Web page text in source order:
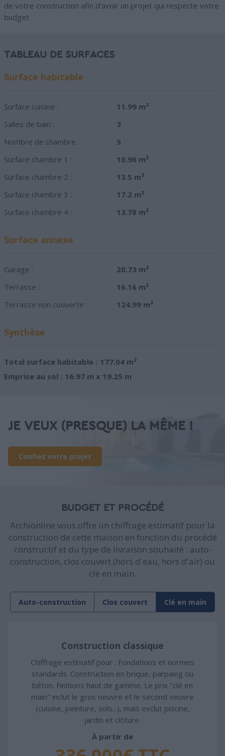
de votre construction afin d'avoir un projet qui respecte votre
budget
TABLEAU DE SURFACES
Surface habitable
Surface cuisine :
11.99 m²
Salles de bain :
3
Nombre de chambre :
5
Surface chambre 1 :
10.96 m²
Surface chambre 2 :
13.5 m²
Surface chambre 3 :
17.2 m²
Surface chambre 4 :
13.78 m²
Surface annexe
Garage :
20.73 m²
Terrasse :
16.16 m²
Terrasse non couverte :
124.99 m²
Synthèse
Total surface habitable : 177.04 m²
Emprise au sol : 16.97 m x 19.25 m
JE VEUX (PRESQUE) LA MÊME !
Confiez votre projet
BUDGET ET PROCÉDÉ
Archionline vous offre un chiffrage estimatif pour la
construction de cette maison en fonction du procédé
constructif et du type de livraison souhaité : auto-
construction, clos couvert (hors d'eau, hors d'air) ou
clé en main.
Auto-construction Clos couvert Clé en main
Construction classique
Chiffrage estimatif pour : Fondations et normes
standards. Construction en brique, parpaing ou
béton. Finitions haut de gamme. Le prix "clé en
main" inclut le gros oeuvre et le second oeuvre
(cuisine, peinture, sols...), mais exclut piscine,
jardin et clôture.
À partir de